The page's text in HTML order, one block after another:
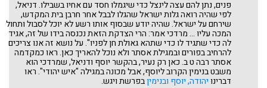
פנים, נתן להם עצה לינצל כדי שיגמלו חסד עם אחיו בשבילו. דניאל,
לפי שהיה רואה גלות ישראל שהגלו לבבל אחר חרבן בית המקדש,
שירחם על ישראל. שהיה יודע שבסוף אותו רשע לא יוכל לסבול ותחול
המכה עליו ... מרדכי אמר: הרי הצדקת הזאת נכנסה בידו של זה, אגיד
לה כדי שתגיד לו כדי שתהא גאולת חן לפניו". על נושא זה אנו צריכים
להרחיב בפורים ובמגילת אסתר ולא נוכל להאריך כאן. ראו כמקדמה
אסתר רבה ט ב. כאן רק נעיר, בהקשר יוסף ודניאל, שמרדכי הוא
משבט בנימין הקרוב ליוסף, אבל מכונה במגילה "איש יהודי". ראו
דברינויהודה, יוסף ובנימיןבפרשת ויגש.